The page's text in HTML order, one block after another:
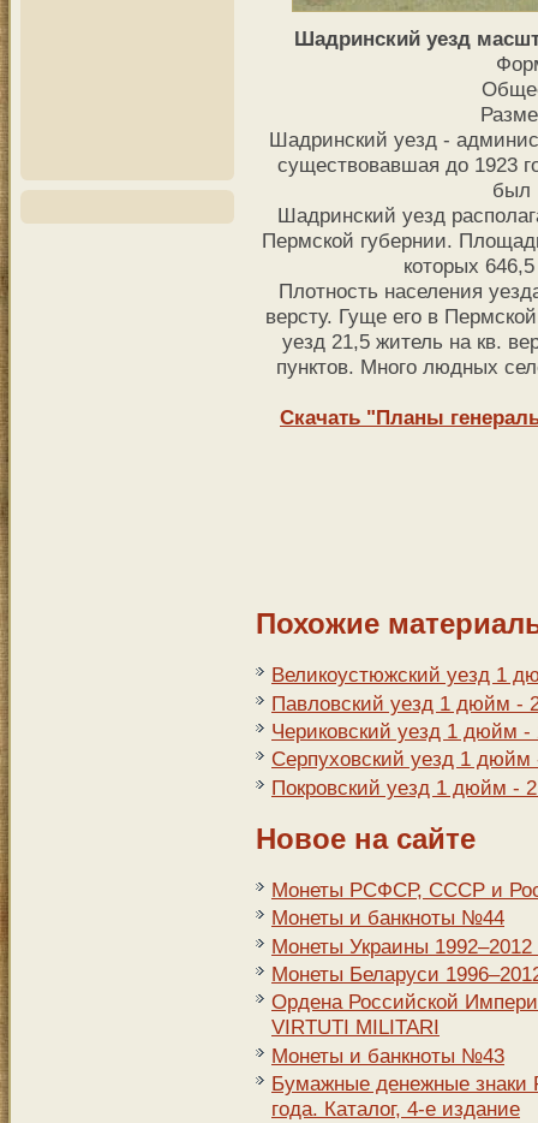
Шадринский уезд
Шадринский уезд -
существовавшая до 1923
был
Шадринский уезд
Пермской губернии.
которых
Плотность населения
версту. Гуще его в
уезд 21,5 житель на кв.
пунктов. Много людных
Скачать "Планы
Похожие
Великоустюжский уезд 1
Павловский уезд 1 дюйм -
Чериковский уезд 1 дюйм -
Серпуховский уезд 1 дюйм
Покровский уезд 1 дюйм -
Новое на сайте
Монеты РСФСР, СССР и
Монеты и банкноты №44
Монеты Украины 1992–2012
Монеты Беларуси
Ордена Российской
VIRTUTI MILITARI
Монеты и банкноты №43
Бумажные денежные знаки
года. Каталог, 4-е издание